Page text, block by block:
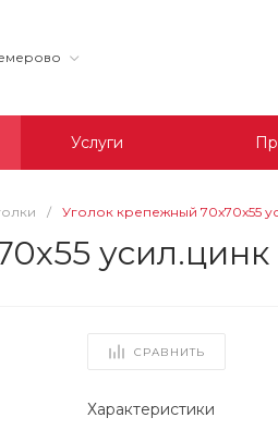
Услуги
/ Уголок крепежный 70x70x55
усил.цинк
СРАВНИТЬ
Характеристики